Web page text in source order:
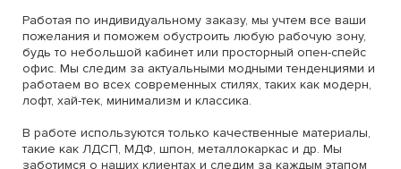
Работая по индивидуальному заказу, мы учтем все ваши
пожелания и поможем обустроить любую рабочую зону,
будь то небольшой кабинет или просторный опен-спейс
офис. Мы следим за актуальными модными тенденциями и
работаем во всех современных стилях, таких как модерн,
лофт, хай-тек, минимализм и классика.
В работе используются только качественные материалы,
такие как ЛДСП, МДФ, шпон, металлокаркас и др. Мы
заботимся о наших клиентах и следим за каждым этапом